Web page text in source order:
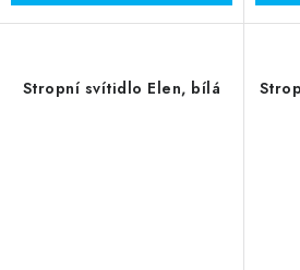
Stropní svítidlo Elen, bílá